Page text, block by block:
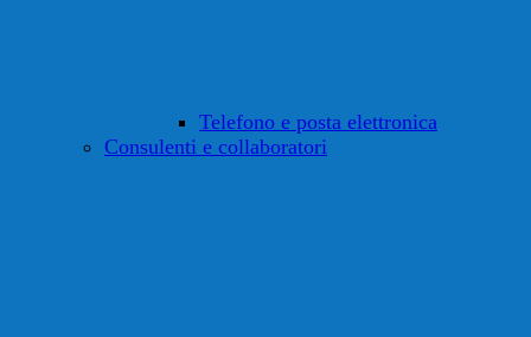
Telefono e posta elettronica
Consulenti e collaboratori